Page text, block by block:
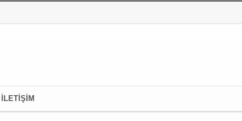
İLETİŞİM